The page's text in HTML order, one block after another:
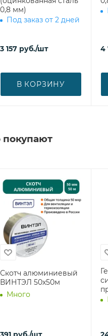
0,8 мм)
Под заказ от 2 дней
3 157 руб./шт
В КОРЗИНУ
4
покупают
Скотч алюминиевый
ВИНТЭЛ 50х50м
Много